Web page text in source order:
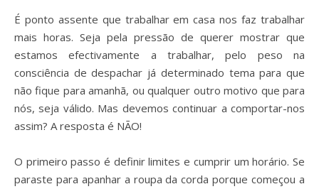
É ponto assente que trabalhar em casa nos faz trabalhar
mais horas. Seja pela pressão de querer mostrar que
estamos efectivamente a trabalhar, pelo peso na
consciência de despachar já determinado tema para que
não fique para amanhã, ou qualquer outro motivo que para
nós, seja válido. Mas devemos continuar a comportar-nos
assim? A resposta é NÃO!⁣
O primeiro passo é definir limites e cumprir um horário. Se
paraste para apanhar a roupa da corda porque começou a